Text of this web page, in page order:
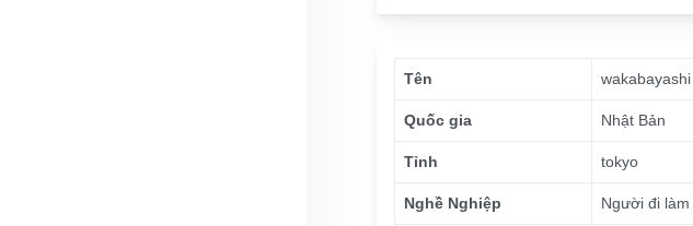
Tên
Quốc gia Nhật Bản
Tỉnh tokyo
Nghề Nghiệp Người đi làm